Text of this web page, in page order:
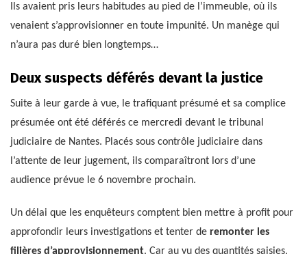
Ils avaient pris leurs habitudes au pied de l’immeuble, où ils
venaient s’approvisionner en toute impunité. Un manège qui
n’aura pas duré bien longtemps…
Deux suspects déférés devant la justice
Suite à leur garde à vue, le trafiquant présumé et sa complice
présumée ont été déférés ce mercredi devant le tribunal
judiciaire de Nantes. Placés sous contrôle judiciaire dans
l’attente de leur jugement, ils comparaîtront lors d’une
audience prévue le 6 novembre prochain.
Un délai que les enquêteurs comptent bien mettre à profit pour
approfondir leurs investigations et tenter de remonter les
filières d’approvisionnement. Car au vu des quantités saisies,